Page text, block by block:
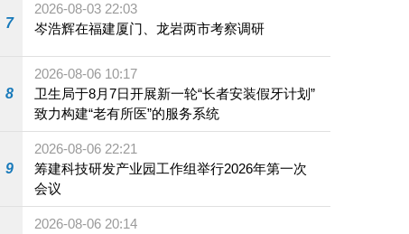
7
2026-08-03 22:03
岑浩辉在福建厦门、龙岩两市考察调研
8
2026-08-06 10:17
卫生局于8月7日开展新一轮“长者安装假牙计划”
致力构建“老有所医”的服务系统
9
2026-08-06 22:21
筹建科技研发产业园工作组举行2026年第一次
会议
2026-08-06 20:14